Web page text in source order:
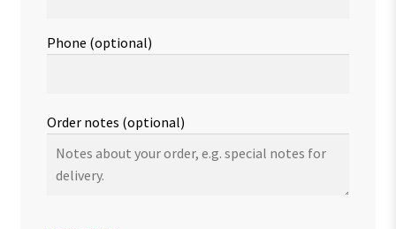
Phone (optional)
Order notes (optional)